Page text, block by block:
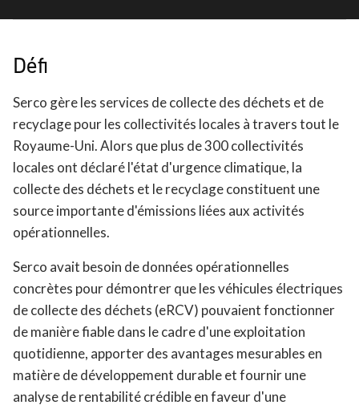
Défi
Serco gère les services de collecte des déchets et de
recyclage pour les collectivités locales à travers tout le
Royaume-Uni. Alors que plus de 300 collectivités
locales ont déclaré l'état d'urgence climatique, la
collecte des déchets et le recyclage constituent une
source importante d'émissions liées aux activités
opérationnelles.
Serco avait besoin de données opérationnelles
concrètes pour démontrer que les véhicules électriques
de collecte des déchets (eRCV) pouvaient fonctionner
de manière fiable dans le cadre d'une exploitation
quotidienne, apporter des avantages mesurables en
matière de développement durable et fournir une
analyse de rentabilité crédible en faveur d'une